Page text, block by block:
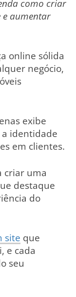
como criar
e aumentar
online sólida
negócio,
exibe
identidade
em clientes.
criar uma
destaque
do
site que
e cada
seu